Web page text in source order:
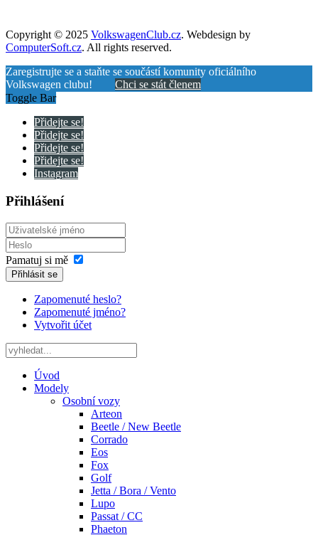
Copyright © 2025 VolkswagenClub.cz. Webdesign by
ComputerSoft.cz. All rights reserved.
Zaregistrujte se a staňte se součástí komunity oficiálního
Volkswagen clubu! Chci se stát členem
Toggle Bar
Přidejte se!
Přidejte se!
Přidejte se!
Přidejte se!
Instagram
Přihlášení
Pamatuj si mě
Přihlásit se
Zapomenuté heslo?
Zapomenuté jméno?
Vytvořit účet
Úvod
Modely
Osobní vozy
Arteon
Beetle / New Beetle
Corrado
Eos
Fox
Golf
Jetta / Bora / Vento
Lupo
Passat / CC
Phaeton